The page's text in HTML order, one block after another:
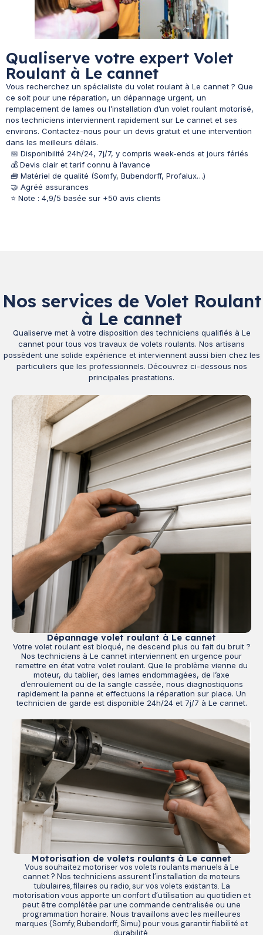
Qualiserve votre expert Volet
Roulant à Le cannet
Vous recherchez un spécialiste du volet roulant à Le cannet ? Que
ce soit pour une réparation, un dépannage urgent, un
remplacement de lames ou l’installation d’un volet roulant motorisé,
nos techniciens interviennent rapidement sur Le cannet et ses
environs. Contactez-nous pour un devis gratuit et une intervention
dans les meilleurs délais.
📅 Disponibilité 24h/24, 7j/7, y compris week-ends et jours fériés
💰 Devis clair et tarif connu à l’avance
🧰 Matériel de qualité (Somfy, Bubendorff, Profalux…)
🤝 Agréé assurances
⭐ Note : 4,9/5 basée sur +50 avis clients
Nos services de Volet Roulant
à Le cannet
Qualiserve met à votre disposition des techniciens qualifiés à Le
cannet pour tous vos travaux de volets roulants. Nos artisans
possèdent une solide expérience et interviennent aussi bien chez les
particuliers que les professionnels. Découvrez ci-dessous nos
principales prestations.
Dépannage volet roulant à Le cannet
Votre volet roulant est bloqué, ne descend plus ou fait du bruit ?
Nos techniciens à Le cannet interviennent en urgence pour
remettre en état votre volet roulant. Que le problème vienne du
moteur, du tablier, des lames endommagées, de l’axe
d’enroulement ou de la sangle cassée, nous diagnostiquons
rapidement la panne et effectuons la réparation sur place. Un
technicien de garde est disponible 24h/24 et 7j/7 à Le cannet.
Motorisation de volets roulants à Le cannet
Vous souhaitez motoriser vos volets roulants manuels à Le
cannet ? Nos techniciens assurent l’installation de moteurs
tubulaires, filaires ou radio, sur vos volets existants. La
motorisation vous apporte un confort d’utilisation au quotidien et
peut être complétée par une commande centralisée ou une
programmation horaire. Nous travaillons avec les meilleures
marques (Somfy, Bubendorff, Simu) pour vous garantir fiabilité et
durabilité.